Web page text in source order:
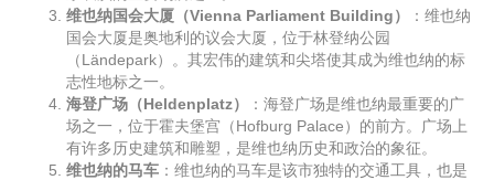
维也纳国会大厦（Vienna Parliament Building）
：维也纳
国会大厦是奥地利的议会大厦，位于林登纳公园
（Ländepark）。其宏伟的建筑和尖塔使其成为维也纳的标
志性地标之一。
海登广场（Heldenplatz）
：海登广场是维也纳最重要的广
场之一，位于霍夫堡宫（Hofburg Palace）的前方。广场上
有许多历史建筑和雕塑，是维也纳历史和政治的象征。
维也纳的马车 ：维也纳的马车是该市独特的交通工具，也是